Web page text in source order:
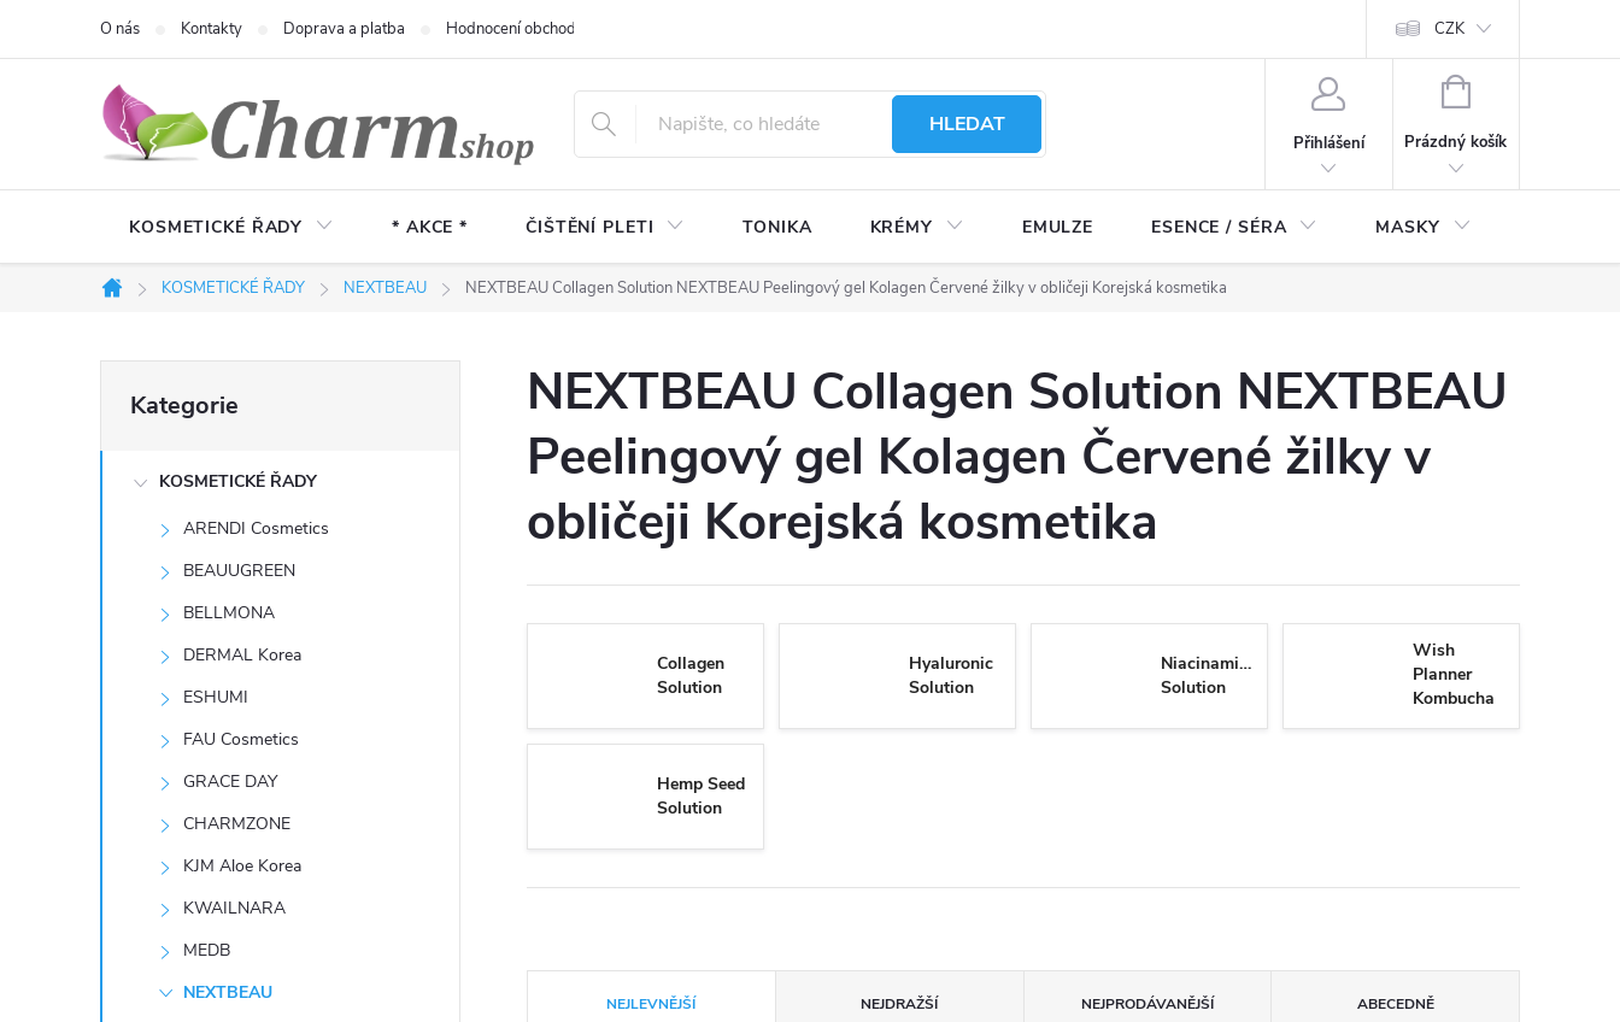
O nás Kontakty Doprava a platba Hodnocení obchodu CZK
HLEDAT
Přihlášení
NÁKUPNÍ
Prázdný košík
KOSMETICKÉ ŘADY * AKCE * ČIŠTĚNÍ PLETI TONIKA KRÉMY EMULZE ESENCE / SÉRA MASKY
Domů
KOSMETICKÉ ŘADY NEXTBEAU NEXTBEAU Collagen Solution NEXTBEAU Peelingový gel Kolagen Červené žilky v obličeji Korejská kosmetika
o
kategorie
Kategorie
KOSMETICKÉ ŘADY
ARENDI Cosmetics
BEAUUGREEN
BELLMONA
DERMAL Korea
ESHUMI
FAU Cosmetics
GRACE DAY
CHARMZONE
KJM Aloe Korea
KWAILNARA
MEDB
NEXTBEAU
NEXTBEAU Collagen Solution NEXTBEAU
Peelingový gel Kolagen Červené žilky v
obličeji Korejská kosmetika
Collagen
Solution
Hyaluronic
Solution
Niacinamide
Solution
Wish
Planner
Kombucha
Biome
Hemp Seed
Solution
NEJLEVNĚJŠÍ NEJDRAŽŠÍ NEJPRODÁVANĚJŠÍ ABECEDNĚ